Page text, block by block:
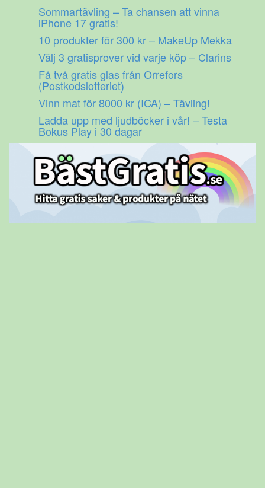
Sommartävling – Ta chansen att vinna
iPhone 17 gratis!
10 produkter för 300 kr – MakeUp Mekka
Välj 3 gratisprover vid varje köp – Clarins
Få två gratis glas från Orrefors
(Postkodslotteriet)
Vinn mat för 8000 kr (ICA) – Tävling!
Ladda upp med ljudböcker i vår! – Testa
Bokus Play i 30 dagar